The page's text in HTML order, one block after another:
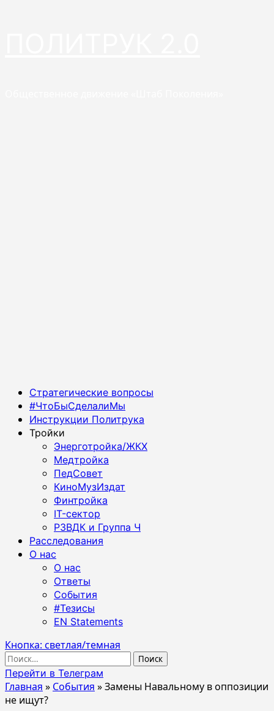
Основное
меню
Стратегические вопросы
#ЧтоБыСделалиМы
Инструкции Политрука
Тройки
Энерготройка/ЖКХ
Медтройка
ПедСовет
КиноМузИздат
Финтройка
IT-сектор
РЗВДК и Группа Ч
Расследования
О нас
О нас
Ответы
События
#Тезисы
EN Statements
Кнопка: светлая/темная
Найти:
Перейти в Телеграм
Главная » События »Замены Навальному в оппозиции
не ищут?